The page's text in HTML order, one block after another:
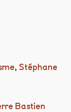
Stéphane
Bastien